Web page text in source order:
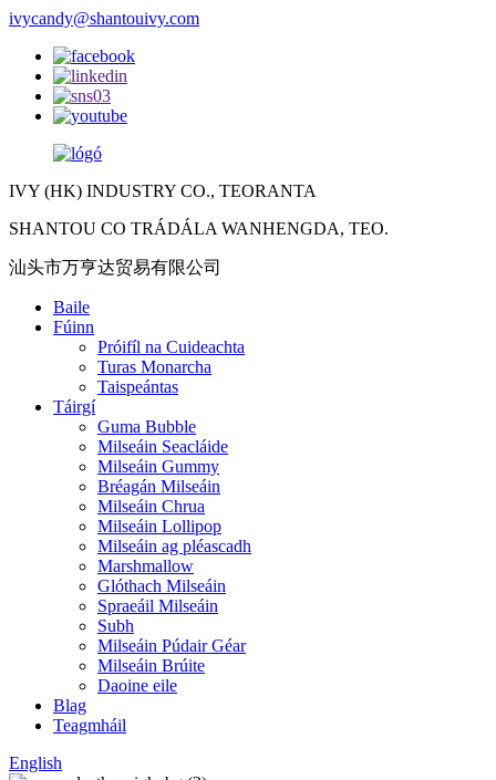
ivycandy@shantouivy.com
IVY (HK) INDUSTRY CO., TEORANTA
SHANTOU CO TRÁDÁLA WANHENGDA, TEO.
汕头市万亨达贸易有限公司
Baile
Fúinn
Próifíl na Cuideachta
Turas Monarcha
Taispeántas
Táirgí
Guma Bubble
Milseáin Seacláide
Milseáin Gummy
Bréagán Milseáin
Milseáin Chrua
Milseáin Lollipop
Milseáin ag pléascadh
Marshmallow
Glóthach Milseáin
Spraeáil Milseáin
Subh
Milseáin Púdair Géar
Milseáin Brúite
Daoine eile
Blag
Teagmháil
English